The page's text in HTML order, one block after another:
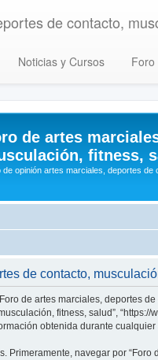
de contacto,
Noticias y Cursos Foro
de artes
fitness,
de opinión artes marciales, deportes
de contacto,
de artes marciales, deportes
fitness, salud”, “https://
obtenida durante
Primeramente, navegar por